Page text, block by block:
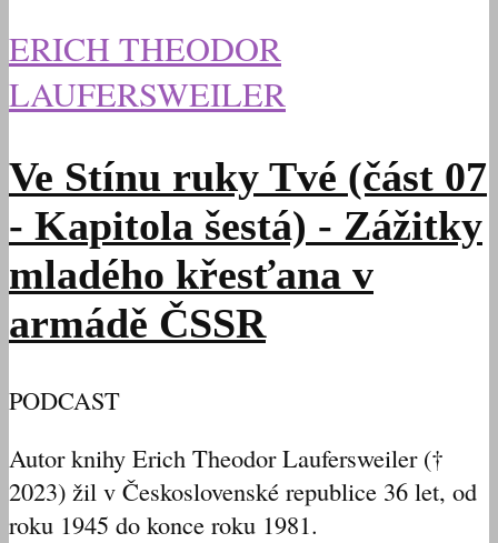
ERICH THEODOR
LAUFERSWEILER
Ve Stínu ruky Tvé (část 07
- Kapitola šestá) - Zážitky
mladého křesťana v
armádě ČSSR
PODCAST
Autor knihy Erich Theodor Laufersweiler (†
2023) žil v Československé republice 36 let, od
roku 1945 do konce roku 1981.